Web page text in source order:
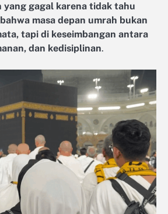
yang gagal karena tidak tahu
masa depan umrah bukan
tapi di keseimbangan antara
dan kedisiplinan.